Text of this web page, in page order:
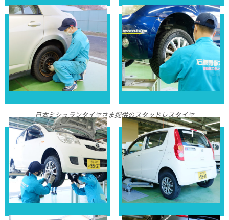
日本ミシュランタイヤさま提供のスタッドレスタイヤ